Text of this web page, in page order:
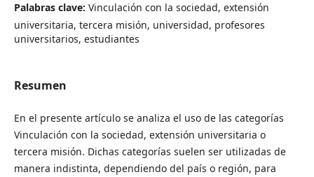
Palabras clave: Vinculación con la sociedad, extensión
universitaria, tercera misión, universidad, profesores
universitarios, estudiantes
Resumen
En el presente artículo se analiza el uso de las categorías
Vinculación con la sociedad, extensión universitaria o
tercera misión. Dichas categorías suelen ser utilizadas de
manera indistinta, dependiendo del país o región, para